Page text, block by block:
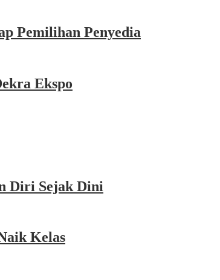
Pemilihan Penyedia
Ekspo
Diri Sejak Dini
Kelas